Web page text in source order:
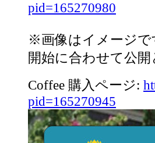
pid=165270980
※画像はイメージで
開始に合わせて公開
Coffee 購入ページ:
pid=165270945